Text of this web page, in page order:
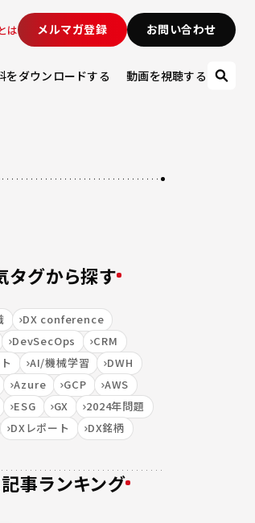
は メルマガ登録 お問い合わせ
をダウンロードする 動画を視聴する
タグから探す
DX conference
DevSecOps
CRM
AI/機械学習
DWH
Azure GCP
AWS
ESG GX
2024年問題
DXレポート DX銘柄
事ランキング